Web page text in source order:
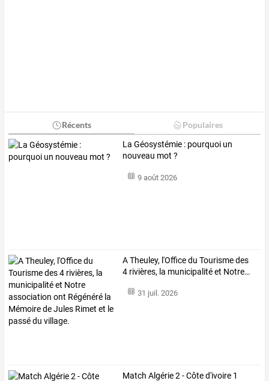
Récents Populaires
La Géosystémie : pourquoi un
nouveau mot ?
9 août 2026
ATheuley, l'Officedu Tourismedes
4 rivières, la municipalitéet Notre…
31 juil. 2026
Match Algérie2 -Côted'ivoire 1